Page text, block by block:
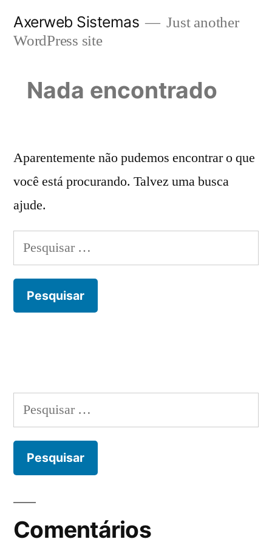
para
conteúdo
Axerweb Sistemas
Just another
WordPress site
Nada encontrado
Aparentemente não pudemos encontrar o que
você está procurando. Talvez uma busca
ajude.
Pesquisar
por:
Pesquisar
por:
Comentários